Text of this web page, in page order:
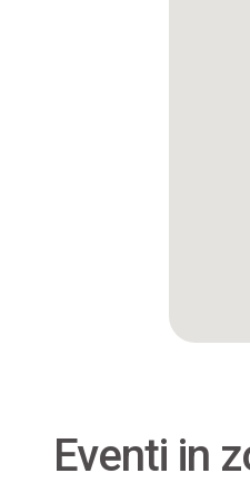
Eventi in